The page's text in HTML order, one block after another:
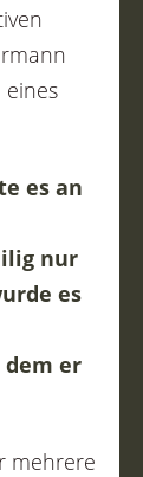
eines
es an
nur
es
er
mehrere